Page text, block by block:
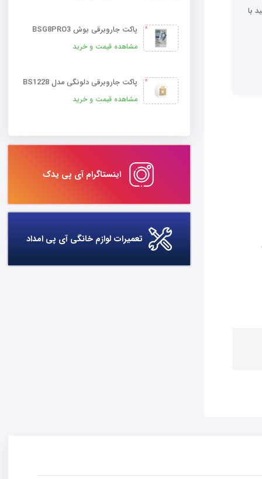
با
پاکت جاروبرقی بوش BSG8PRO3
مشاهده قیمت و خرید
پاکت جاروبرقی دلونگی مدل BS1228
مشاهده قیمت و خرید
اینستاگرام آی پی یدک
تعمیرات لوازم خانگی آی پی امداد